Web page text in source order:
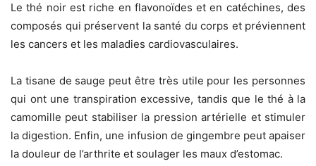
Le thé noir est riche en flavonoïdes et en catéchines, des
composés qui préservent la santé du corps et préviennent
les cancers et les maladies cardiovasculaires.
La tisane de sauge peut être très utile pour les personnes
qui ont une transpiration excessive, tandis que le thé à la
camomille peut stabiliser la pression artérielle et stimuler
la digestion. Enfin, une infusion de gingembre peut apaiser
la douleur de l’arthrite et soulager les maux d’estomac.